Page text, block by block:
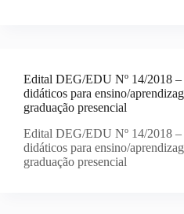
Edital DEG/EDU Nº 14/2018
didáticos para ensino/
graduação presencial
Edital DEG/EDU Nº 14/2018
didáticos para ensino/
graduação presencial